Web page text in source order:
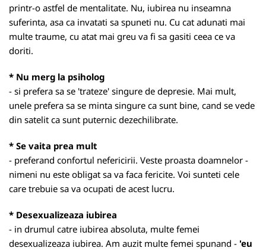
printr-o astfel de mentalitate. Nu, iubirea nu inseamna
suferinta, asa ca invatati sa spuneti nu. Cu cat adunati mai
multe traume, cu atat mai greu va fi sa gasiti ceea ce va
doriti.
* Nu merg la psiholog
- si prefera sa se 'trateze' singure de depresie. Mai mult,
unele prefera sa se minta singure ca sunt bine, cand se vede
din satelit ca sunt puternic dezechilibrate.
* Se vaita prea mult
- preferand confortul nefericirii. Veste proasta doamnelor -
nimeni nu este obligat sa va faca fericite. Voi sunteti cele
care trebuie sa va ocupati de acest lucru.
* Desexualizeaza iubirea
- in drumul catre iubirea absoluta, multe femei
desexualizeaza iubirea. Am auzit multe femei spunand - 'eu